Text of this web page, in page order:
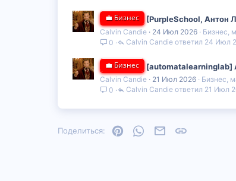
💼 Бизнес [PurpleSchool, Антон
Calvin Candie 24 Июл 2026
Бизнес,
0
24 Июл
Calvin Candie
💼 Бизнес [automatalearninglab]
Calvin Candie 21 Июл 2026
Бизнес,
0
21 Июл
Calvin Candie
Поделиться: PinterestWhatsAppЭлектронная почта